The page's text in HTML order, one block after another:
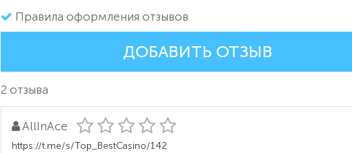
Правила оформления отзывов
ДОБАВИТЬ ОТЗЫВ
2 отзыва
AllInAce
https://t.me/s/Top_BestCasino/142